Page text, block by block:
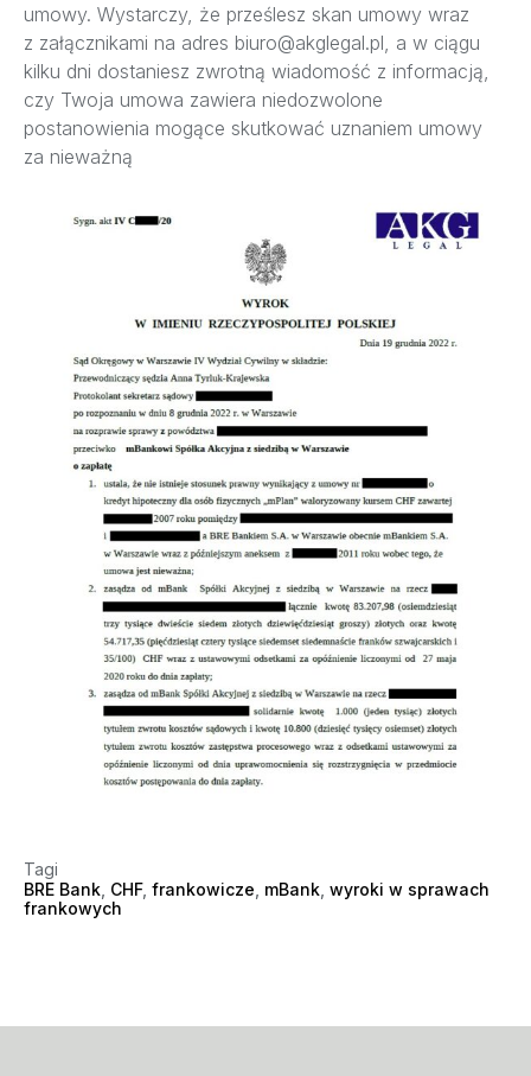
umowy. Wystarczy, że prześlesz skan umowy wraz
z załącznikami na adres biuro@akglegal.pl, a w ciągu
kilku dni dostaniesz zwrotną wiadomość z informacją,
czy Twoja umowa zawiera niedozwolone
postanowienia mogące skutkować uznaniem umowy
za nieważną
Tagi
BRE Bank CHF, frankowicze mBank wyroki w sprawach
frankowych